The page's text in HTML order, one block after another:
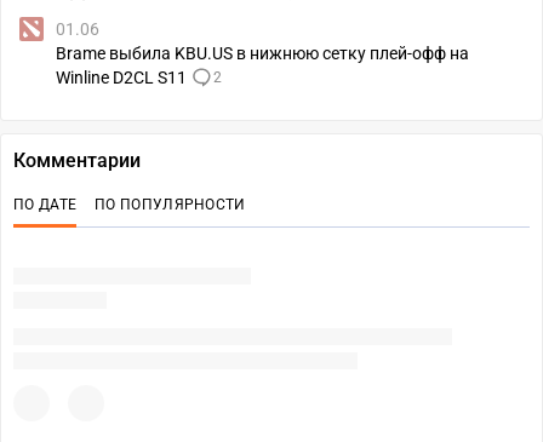
01.06
Brame выбила KBU.US в нижнюю сетку плей-офф на
Winline D2CL S11
2
Комментарии
ПО ДАТЕ ПО ПОПУЛЯРНОСТИ